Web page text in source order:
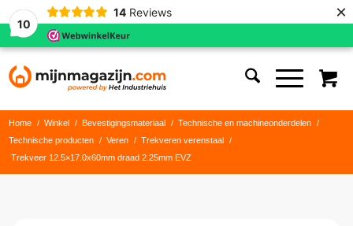
10
14 Reviews ×
Home / Winkel / Bevestigingsmateriaal / Technische en machineonderdelen
/
Technische producten
/ Veren / Trekveren verenstaal
/
Trekveer 12.5×17.0x60mm draad 2.25mm EVZ